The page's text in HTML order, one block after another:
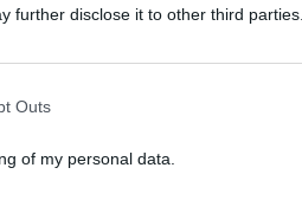
further disclose it to other third parties.
Outs
of my personal data.